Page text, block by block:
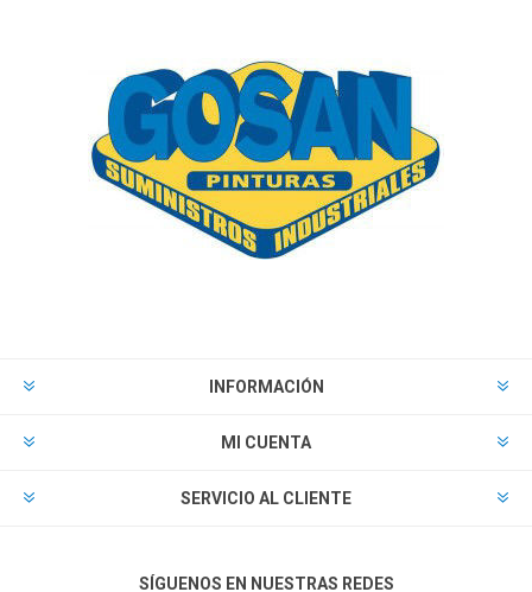
INFORMACIÓN
MI CUENTA
SERVICIO AL CLIENTE
SÍGUENOS EN NUESTRAS REDES